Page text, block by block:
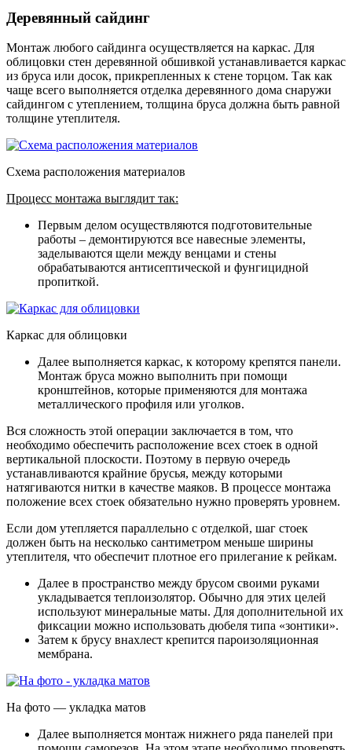
Деревянный сайдинг
Монтаж любого сайдинга осуществляется на каркас. Для
облицовки стен деревянной обшивкой устанавливается каркас
из бруса или досок, прикрепленных к стене торцом. Так как
чаще всего выполняется отделка деревянного дома снаружи
сайдингом с утеплением, толщина бруса должна быть равной
толщине утеплителя.
Схема расположения материалов
Процесс монтажа выглядит так:
Первым делом осуществляются подготовительные
работы – демонтируются все навесные элементы,
заделываются щели между венцами и стены
обрабатываются антисептической и фунгицидной
пропиткой.
Каркас для облицовки
Далее выполняется каркас, к которому крепятся панели.
Монтаж бруса можно выполнить при помощи
кронштейнов, которые применяются для монтажа
металлического профиля или уголков.
Вся сложность этой операции заключается в том, что
необходимо обеспечить расположение всех стоек в одной
вертикальной плоскости. Поэтому в первую очередь
устанавливаются крайние брусья, между которыми
натягиваются нитки в качестве маяков. В процессе монтажа
положение всех стоек обязательно нужно проверять уровнем.
Если дом утепляется параллельно с отделкой, шаг стоек
должен быть на несколько сантиметром меньше ширины
утеплителя, что обеспечит плотное его прилегание к рейкам.
Далее в пространство между брусом своими руками
укладывается теплоизолятор. Обычно для этих целей
используют минеральные маты. Для дополнительной их
фиксации можно использовать дюбеля типа «зонтики».
Затем к брусу внахлест крепится пароизоляционная
мембрана.
На фото — укладка матов
Далее выполняется монтаж нижнего ряда панелей при